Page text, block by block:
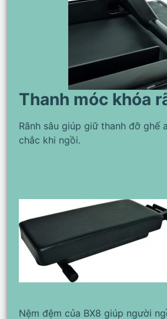
Thanh móc khóa
Rãnh sâu giúp giữ thanh đỡ ghế
chắc khi ngồi.
Nệm đệm của BX8 giúp người